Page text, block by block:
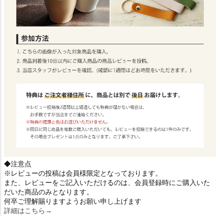
◆注意点
※レビューの投稿は会員様限定となっております。
また、レビューをご記入いただけるのは、会員登録時にご購入いた
だいた商品のみとなります。
何卒ご理解賜りますようお願い申し上げます
詳細はこちら→